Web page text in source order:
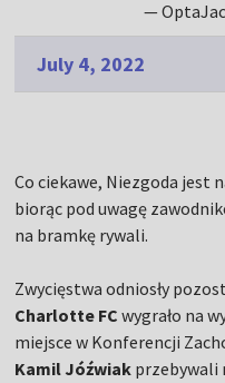
—
July 4, 2022
Co ciekawe, Niezgoda jest
biorąc pod uwagę
na bramkę rywali.
Zwycięstwa odniosły
Charlotte FC wygrało na
miejsce w Konferencji
Kamil Jóźwiak przebywali